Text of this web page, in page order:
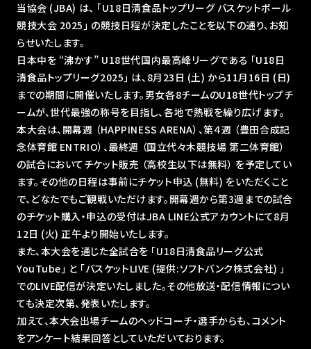
当協会 (JBA) は、 ｢U18日清食品トップリーグ バスケットボール
競技大会 2025｣ の競技日程が決定したことを以下の通り、お知
らせいたします。
日本中を “沸かす” U18世代国内最高峰リーグである ｢U18日
清食品トップリーグ2025｣ は、8月23日 (土) から11月16日 (日)
までの期間に開催いたします。男女各8チームのU18世代トップチ
ームが、世代最強の称号を目指し、各地で熱戦を繰り広げます。
本大会は、開幕週 （HAPPINESS ARENA）、第４週 （豊田合成記
念体育館 ENTRIO）、最終週 （国立代々木競技場 第二体育館）
の試合においてチケット販売 （高校生以下は無料） を予定してい
ます。その他の日程は事前にチケット申込 (無料) をいただくこと
で、どなたでもご観戦いただけます。開幕週から第3週までの試合
のチケット購入・申込の受付はJBA LINE公式アカウントにて8月
12日 (火) 正午より開始いたします。
また、本大会を通じた全試合を ｢U18日清食品リーグ公式
YouTube｣ と ｢バスケットLIVE (提供:ソフトバンク株式会社) ｣
でのLIVE配信が決定いたしました。その他放送・配信情報につい
ても決定次第、発表いたします。
加えて、本大会出場チームのヘッドコーチ・選手からも、コメント
をアンケート結果回答としていただいております。